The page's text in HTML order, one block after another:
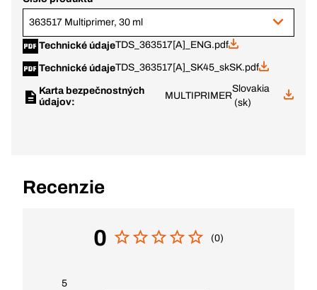
363517 Multiprimer, 30 ml
Technické údajeTDS_363517[A]_ENG.pdf
Technické údajeTDS_363517[A]_SK45_skSK.pdf
Karta bezpečnostných
údajov:
MULTIPRIMER
Slovakia
(sk)
Recenzie
0 (0)
5